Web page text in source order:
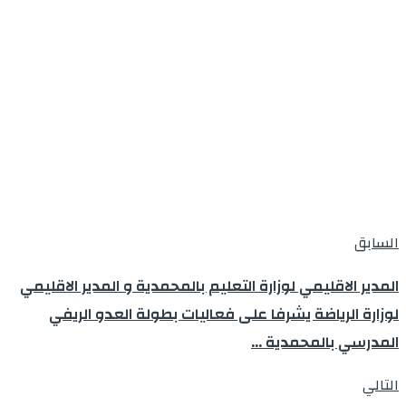
السابق
المدير الاقليمي لوزارة التعليم بالمحمدية و المدير الاقليمي
لوزارة الرياضة يشرفا على فعاليات بطولة العدو الريفي
المدرسي بالمحمدية …
التالي